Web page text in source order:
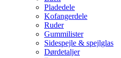
Pladedele
Kofangerdele
Ruder
Gummilister
Sidespejle & spejlglas
Dørdetaljer